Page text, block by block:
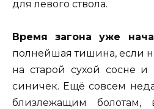
для левого ствола.
Время загона уже
полнейшая тишина, если
на старой сухой сосне
синичек. Ещё совсем
близлежащим болотам,